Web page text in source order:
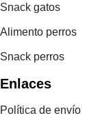
Snack gatos
Alimento perros
Snack perros
Enlaces
Política de envío